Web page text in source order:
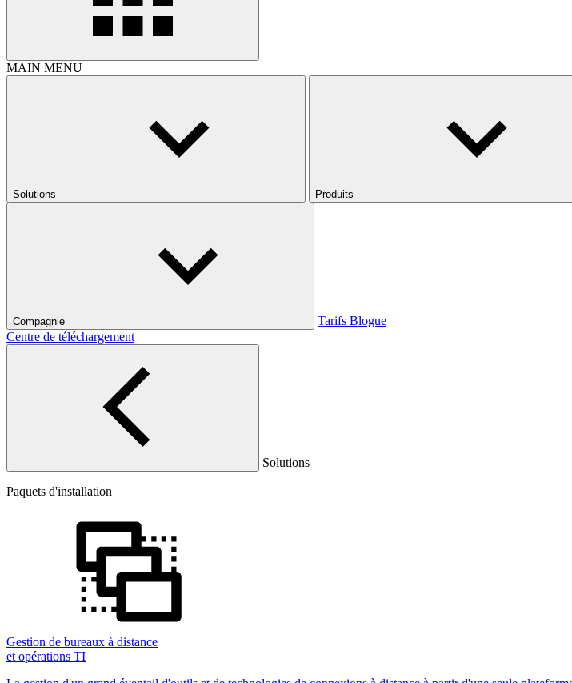
MAIN MENU
Solutions Produits
Compagnie Tarifs Blogue
Centre de téléchargement
Solutions
Paquets d'installation
Gestion de bureaux à distance
et opérations TI